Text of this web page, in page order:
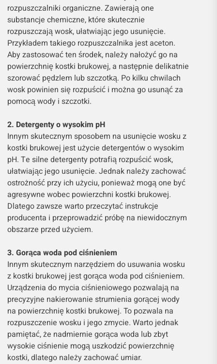
rozpuszczalniki organiczne. Zawierają one
substancje chemiczne, które skutecznie
rozpuszczają wosk, ułatwiając jego usunięcie.
Przykładem takiego rozpuszczalnika jest aceton.
Aby zastosować ten środek, należy nałożyć go na
powierzchnię kostki brukowej, a następnie delikatnie
szorować pędzlem lub szczotką. Po kilku chwilach
wosk powinien się rozpuścić i można go usunąć za
pomocą wody i szczotki.
2. Detergenty o wysokim pH
Innym skutecznym sposobem na usunięcie wosku z
kostki brukowej jest użycie detergentów o wysokim
pH. Te silne detergenty potrafią rozpuścić wosk,
ułatwiając jego usunięcie. Jednak należy zachować
ostrożność przy ich użyciu, ponieważ mogą one być
agresywne wobec powierzchni kostki brukowej.
Dlatego zawsze warto przeczytać instrukcje
producenta i przeprowadzić próbę na niewidocznym
obszarze przed użyciem.
3. Gorąca woda pod ciśnieniem
Innym skutecznym narzędziem do usuwania wosku
z kostki brukowej jest gorąca woda pod ciśnieniem.
Urządzenia do mycia ciśnieniowego pozwalają na
precyzyjne nakierowanie strumienia gorącej wody
na powierzchnię kostki brukowej. To pozwala na
rozpuszczenie wosku i jego zmycie. Warto jednak
pamiętać, że nadmiernie gorąca woda lub zbyt
wysokie ciśnienie mogą uszkodzić powierzchnię
kostki, dlatego należy zachować umiar.